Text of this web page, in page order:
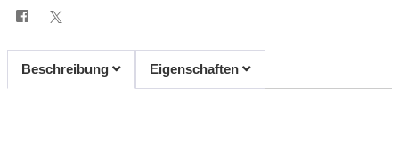
Beschreibung Eigenschaften